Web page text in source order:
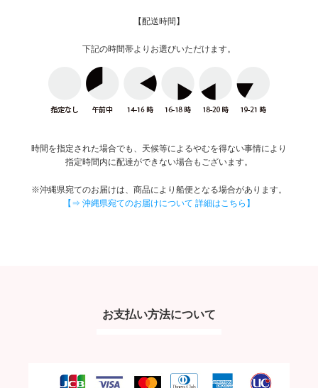
【配送時間】
下記の時間帯よりお選びいただけます。
時間を指定された場合でも、天候等によるやむを得ない事情により
指定時間内に配達ができない場合もございます。
※沖縄県宛てのお届けは、商品により船便となる場合があります。
【⇒ 沖縄県宛てのお届けについて 詳細はこちら】
お支払い方法について